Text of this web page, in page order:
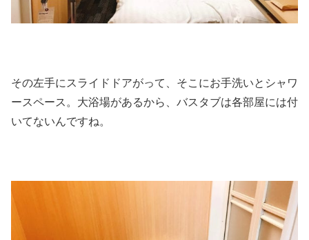
その左手にスライドドアがって、そこにお手洗いとシャワ
ースペース。大浴場があるから、バスタブは各部屋には付
いてないんですね。